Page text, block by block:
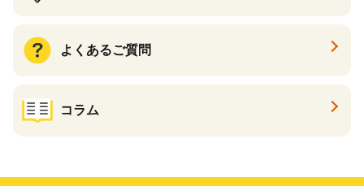
よくあるご質問
コラム